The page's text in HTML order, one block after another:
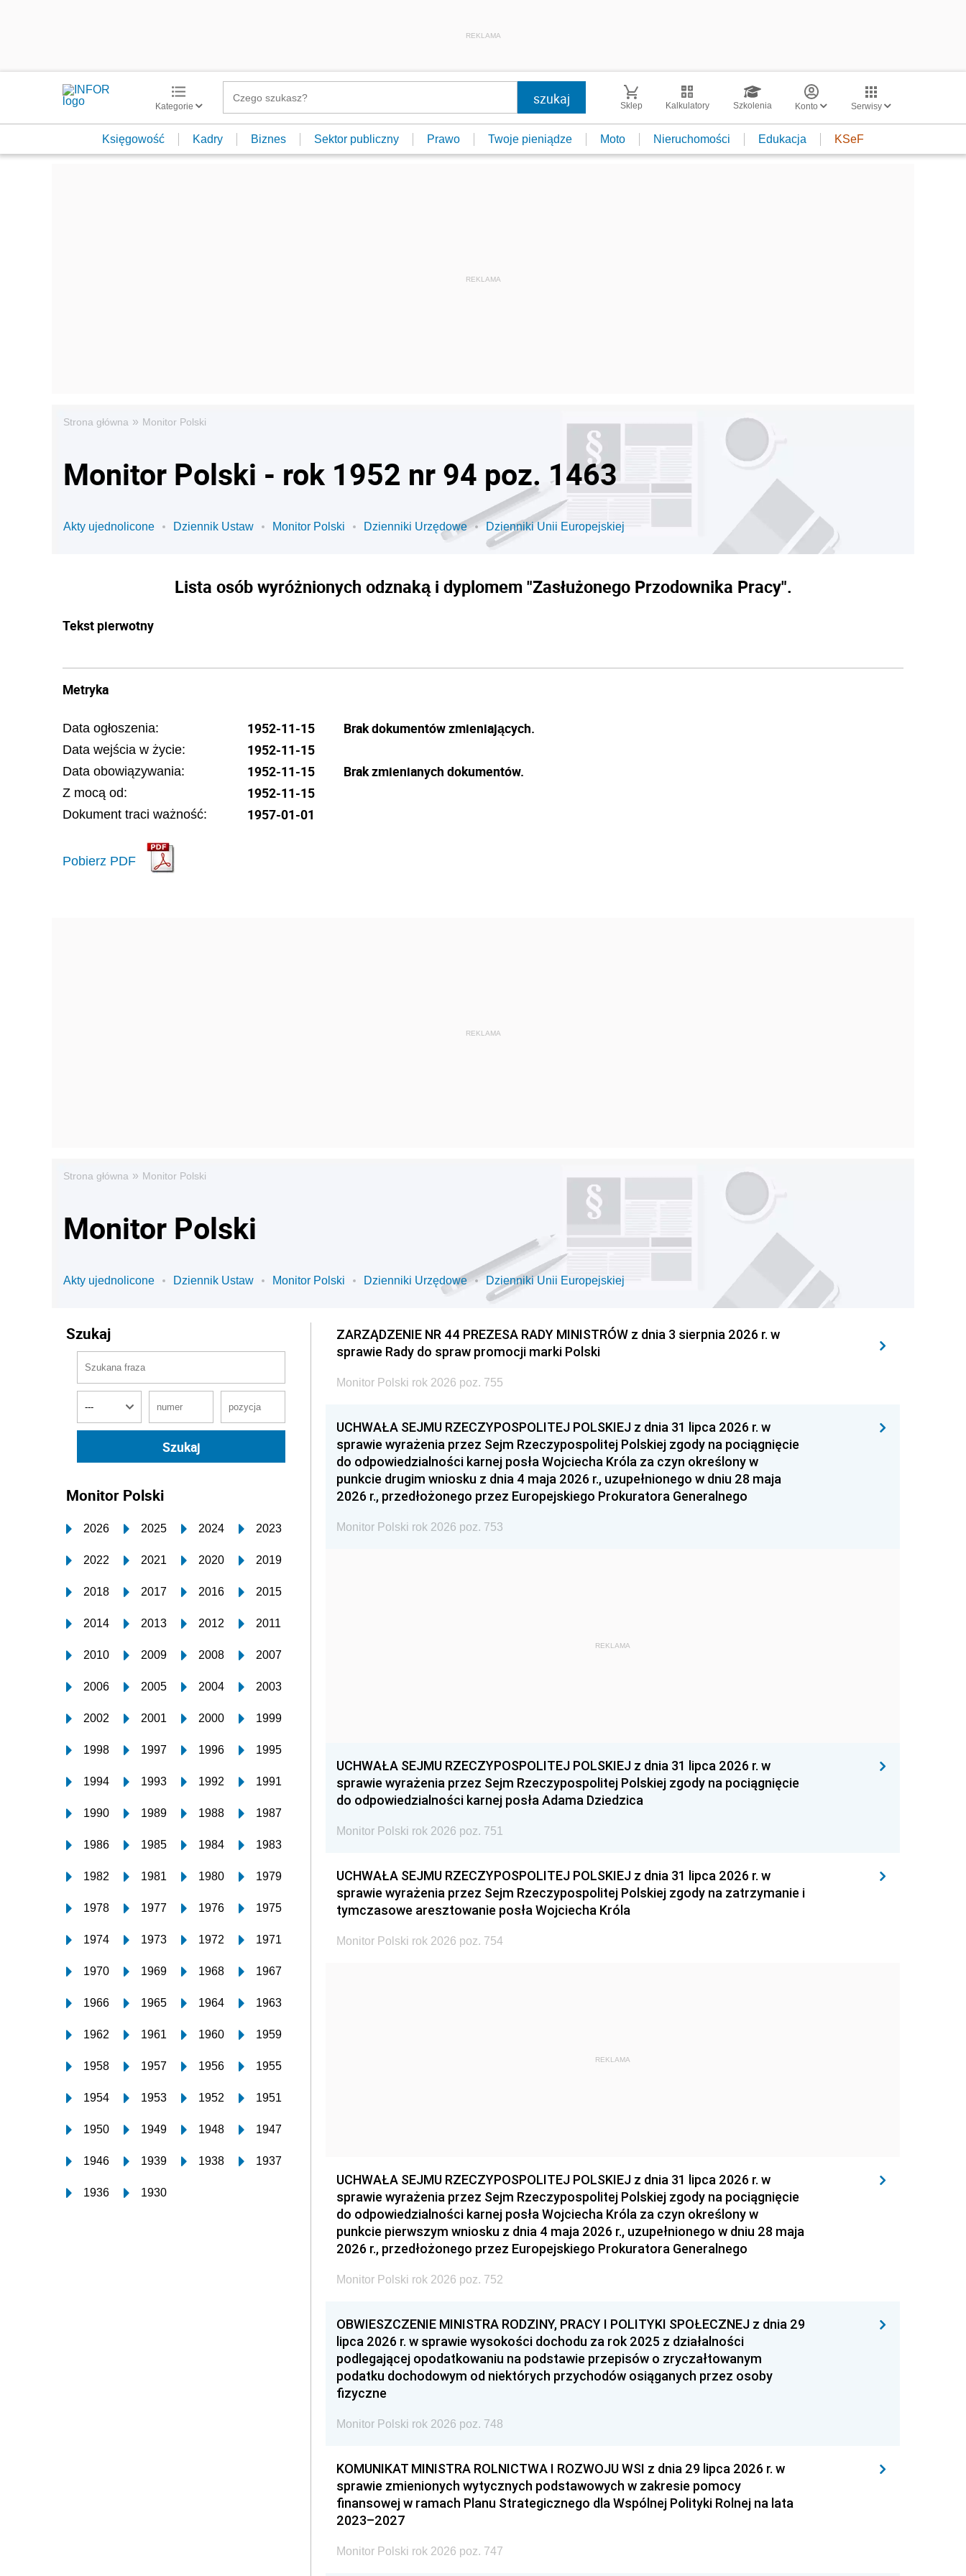
REKLAMA
Kategorie Sklep Kalkulatory Szkolenia Konto Serwisy
Księgowość Kadry Biznes Sektor publiczny Prawo Twoje pieniądze Moto Nieruchomości Edukacja KSeF
Strona główna » Monitor Polski
Monitor Polski - rok 1952 nr 94 poz. 1463
Akty ujednolicone Dziennik Ustaw Monitor Polski Dzienniki Urzędowe Dzienniki Unii Europejskiej
Lista osób wyróżnionych odznaką i dyplomem "Zasłużonego Przodownika Pracy".
Tekst pierwotny
Metryka
Data ogłoszenia: 1952-11-15
Data wejścia w życie: 1952-11-15
Data obowiązywania: 1952-11-15
Z mocą od: 1952-11-15
Dokument traci ważność: 1957-01-01
Pobierz PDF
Brak dokumentów zmieniających.
Brak zmienianych dokumentów.
Strona główna » Monitor Polski
Monitor Polski
Akty ujednolicone Dziennik Ustaw Monitor Polski Dzienniki Urzędowe Dzienniki Unii Europejskiej
Szukaj
Monitor Polski
2026 2025 2024 2023
2022 2021 2020 2019
2018 2017 2016 2015
2014 2013 2012 2011
2010 2009 2008 2007
2006 2005 2004 2003
2002 2001 2000 1999
1998 1997 1996 1995
1994 1993 1992 1991
1990 1989 1988 1987
1986 1985 1984 1983
1982 1981 1980 1979
1978 1977 1976 1975
1974 1973 1972 1971
1970 1969 1968 1967
1966 1965 1964 1963
1962 1961 1960 1959
1958 1957 1956 1955
1954 1953 1952 1951
1950 1949 1948 1947
1946 1939 1938 1937
1936 1930
ZARZĄDZENIE NR 44 PREZESA RADY MINISTRÓW z dnia 3 sierpnia 2026 r. w
sprawie Rady do spraw promocji marki Polski
Monitor Polski rok 2026 poz. 755
UCHWAŁA SEJMU RZECZYPOSPOLITEJ POLSKIEJ z dnia 31 lipca 2026 r. w
sprawie wyrażenia przez Sejm Rzeczypospolitej Polskiej zgody na pociągnięcie
do odpowiedzialności karnej posła Wojciecha Króla za czyn określony w
punkcie drugim wniosku z dnia 4 maja 2026 r., uzupełnionego w dniu 28 maja
2026 r., przedłożonego przez Europejskiego Prokuratora Generalnego
Monitor Polski rok 2026 poz. 753
REKLAMA
UCHWAŁA SEJMU RZECZYPOSPOLITEJ POLSKIEJ z dnia 31 lipca 2026 r. w
sprawie wyrażenia przez Sejm Rzeczypospolitej Polskiej zgody na pociągnięcie
do odpowiedzialności karnej posła Adama Dziedzica
Monitor Polski rok 2026 poz. 751
UCHWAŁA SEJMU RZECZYPOSPOLITEJ POLSKIEJ z dnia 31 lipca 2026 r. w
sprawie wyrażenia przez Sejm Rzeczypospolitej Polskiej zgody na zatrzymanie i
tymczasowe aresztowanie posła Wojciecha Króla
Monitor Polski rok 2026 poz. 754
REKLAMA
UCHWAŁA SEJMU RZECZYPOSPOLITEJ POLSKIEJ z dnia 31 lipca 2026 r. w
sprawie wyrażenia przez Sejm Rzeczypospolitej Polskiej zgody na pociągnięcie
do odpowiedzialności karnej posła Wojciecha Króla za czyn określony w
punkcie pierwszym wniosku z dnia 4 maja 2026 r., uzupełnionego w dniu 28 maja
2026 r., przedłożonego przez Europejskiego Prokuratora Generalnego
Monitor Polski rok 2026 poz. 752
OBWIESZCZENIE MINISTRA RODZINY, PRACY I POLITYKI SPOŁECZNEJ z dnia 29
lipca 2026 r. w sprawie wysokości dochodu za rok 2025 z działalności
podlegającej opodatkowaniu na podstawie przepisów o zryczałtowanym
podatku dochodowym od niektórych przychodów osiąganych przez osoby
fizyczne
Monitor Polski rok 2026 poz. 748
KOMUNIKAT MINISTRA ROLNICTWA I ROZWOJU WSI z dnia 29 lipca 2026 r. w
sprawie zmienionych wytycznych podstawowych w zakresie pomocy
finansowej w ramach Planu Strategicznego dla Wspólnej Polityki Rolnej na lata
2023–2027
Monitor Polski rok 2026 poz. 747